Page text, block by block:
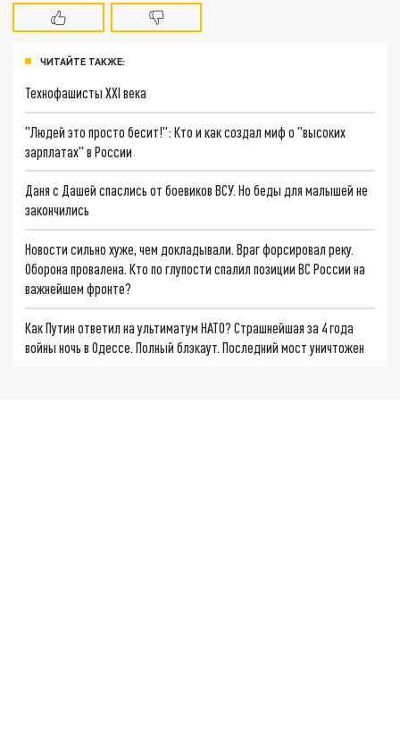
ЧИТАЙТЕ ТАКЖЕ:
Технофашисты XXI века
"Людей это просто бесит!": Кто и как создал миф о "высоких
зарплатах" в России
Даня с Дашей спаслись от боевиков ВСУ. Но беды для малышей не
закончились
Новости сильно хуже, чем докладывали. Враг форсировал реку.
Оборона провалена. Кто по глупости спалил позиции ВС России на
важнейшем фронте?
Как Путин ответил на ультиматум НАТО? Страшнейшая за 4 года
войны ночь в Одессе. Полный блэкаут. Последний мост уничтожен